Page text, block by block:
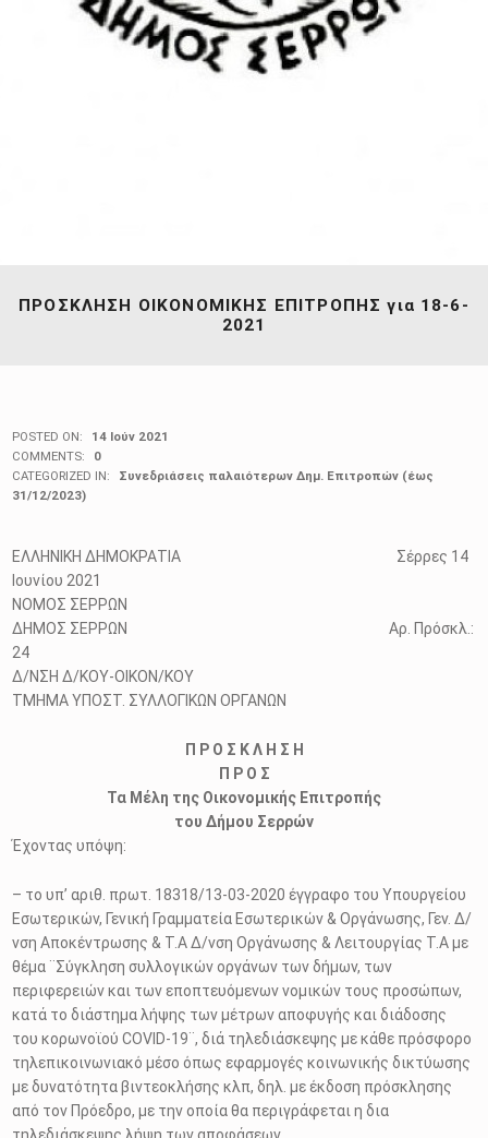
ΠΡΟΣΚΛΗΣΗ ΟΙΚΟΝΟΜΙΚΗΣ ΕΠΙΤΡΟΠΗΣ για 18-6-
2021
POSTED ON:
14 Ιούν 2021
COMMENTS:
0
CATEGORIZED IN:
Συνεδριάσεις παλαιότερων Δημ. Επιτροπών (έως
31/12/2023)
ΕΛΛΗΝΙΚΗ ΔΗΜΟΚΡΑΤΙΑ Σέρρες 14
Ιουνίου 2021
ΝΟΜΟΣ ΣΕΡΡΩΝ
ΔΗΜΟΣ ΣΕΡΡΩΝ Αρ. Πρόσκλ.:
24
Δ/ΝΣΗ Δ/ΚΟΥ-ΟΙΚΟΝ/ΚΟΥ
ΤΜΗΜΑ ΥΠΟΣΤ. ΣΥΛΛΟΓΙΚΩΝ ΟΡΓΑΝΩΝ
Π Ρ Ο Σ Κ Λ Η Σ Η
Π Ρ Ο Σ
Τα Μέλη της Οικονομικής Επιτροπής
του Δήμου Σερρών
Έχοντας υπόψη:
– το υπ’ αριθ. πρωτ. 18318/13-03-2020 έγγραφο του Υπουργείου
Εσωτερικών, Γενική Γραμματεία Εσωτερικών & Οργάνωσης, Γεν. Δ/
νση Αποκέντρωσης & Τ.Α Δ/νση Οργάνωσης & Λειτουργίας Τ.Α με
θέμα ¨Σύγκληση συλλογικών οργάνων των δήμων, των
περιφερειών και των εποπτευόμενων νομικών τους προσώπων,
κατά το διάστημα λήψης των μέτρων αποφυγής και διάδοσης
του κορωνοϊού COVID-19¨, διά τηλεδιάσκεψης με κάθε πρόσφορο
τηλεπικοινωνιακό μέσο όπως εφαρμογές κοινωνικής δικτύωσης
με δυνατότητα βιντεοκλήσης κλπ, δηλ. με έκδοση πρόσκλησης
από τον Πρόεδρο, με την οποία θα περιγράφεται η δια
τηλεδιάσκεψης λήψη των αποφάσεων,